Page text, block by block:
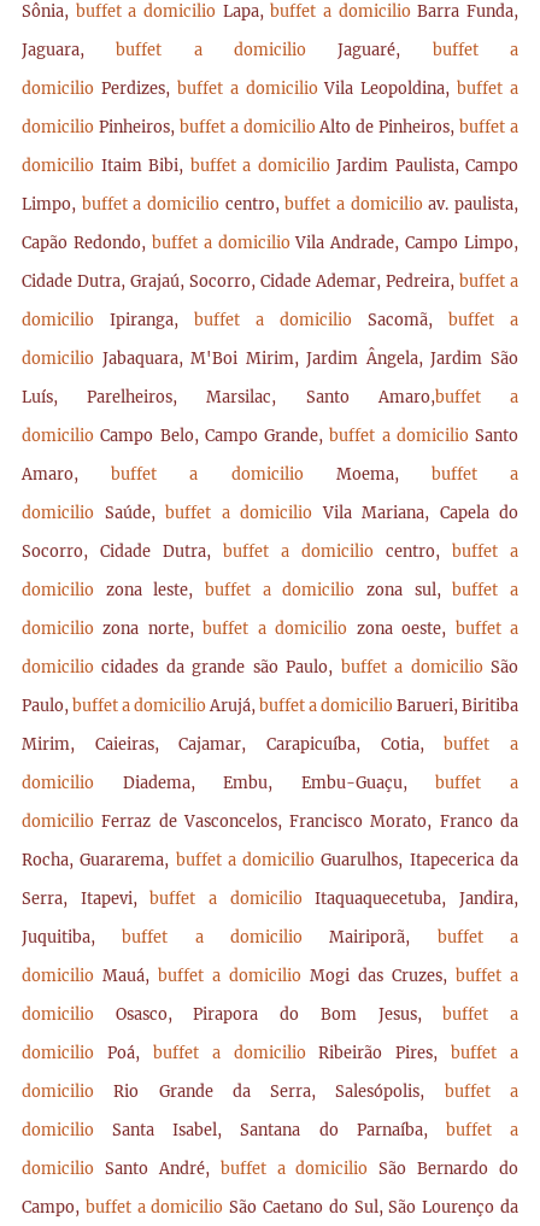
Sônia, buffet a domicilio Lapa,buffet a domicilioBarra Funda,
Jaguara,buffet a domicilioJaguaré, buffet a
domicilio Perdizes, buffet a domicilioVila Leopoldina,buffet a
domicilio Pinheiros, buffet a domicilioAlto de Pinheiros,buffet a
domicilio Itaim Bibi, buffet a domicilio Jardim Paulista, Campo
Limpo, buffet a domicilio centro,buffet a domicilioav. paulista,
Capão Redondo, buffet a domicilioVila Andrade, Campo Limpo,
Cidade Dutra, Grajaú, Socorro, Cidade Ademar, Pedreira, buffet a
domicilio Ipiranga, buffet a domicilio Sacomã, buffet a
domicilio Jabaquara, M'Boi Mirim, Jardim Ângela, Jardim São
Luís, Parelheiros, Marsilac, Santo Amaro,buffet a
domicilioCampo Belo, Campo Grande,buffet a domicilio Santo
Amaro,buffet a domicilio Moema, buffet a
domicilio Saúde, buffet a domicilioVila Mariana, Capela do
Socorro, Cidade Dutra, buffet a domicilio centro, buffet a
domicilio zona leste,buffet a domiciliozona sul,buffet a
domiciliozona norte,buffet a domicilio zona oeste, buffet a
domiciliocidades da grande são Paulo, buffet a domicilioSão
Paulo, buffet a domicilioArujá, buffet a domicilioBarueri, Biritiba
Mirim, Caieiras, Cajamar, Carapicuíba, Cotia,buffet a
domicilio Diadema, Embu, Embu-Guaçu,buffet a
domicilioFerraz de Vasconcelos, Francisco Morato, Franco da
Rocha, Guararema, buffet a domicilioGuarulhos, Itapecerica da
Serra, Itapevi,buffet a domicilioItaquaquecetuba, Jandira,
Juquitiba,buffet a domicilioMairiporã, buffet a
domicilio Mauá, buffet a domicilio Mogi das Cruzes, buffet a
domicilio Osasco, Pirapora do Bom Jesus,buffet a
domicilio Poá, buffet a domicilioRibeirão Pires,buffet a
domicilioRio Grande da Serra, Salesópolis, buffet a
domicilioSanta Isabel, Santana do Parnaíba, buffet a
domicilio Santo André, buffet a domicilioSão Bernardo do
Campo, buffet a domicilioSão Caetano do Sul, São Lourenço da